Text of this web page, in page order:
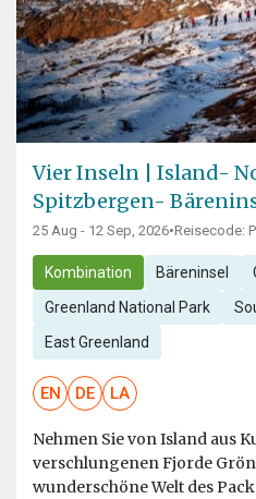
Vier Inseln | Island-
Spitzbergen-
25 Aug - 12 Sep, 2026•Reisecode:
Kombination Bäreninsel
Greenland National Park
East Greenland
EN DE LA
Nehmen Sie von Island aus
verschlungenen Fjorde
wunderschöne Welt des